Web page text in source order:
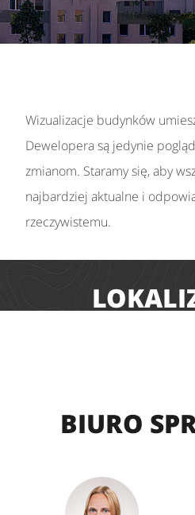
Wizualizacje budynków
Dewelopera są jedynie
zmianom. Staramy się, aby
najbardziej aktualne i
rzeczywistemu.
BIURO